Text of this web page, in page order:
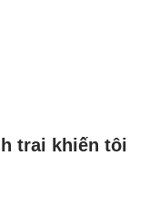
trai khiến tôi